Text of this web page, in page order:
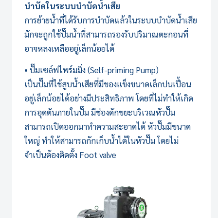
บำบัดในระบบบำบัดน้ำเสีย
การย้ายน้ำที่ได้รับการบำบัดแล้วในระบบบำบัดน้ำเสีย
มักจะถูกใช้ปั๊มน้ำที่สามารถรองรับปริมาณตะกอนที่
อาจหลงเหลืออยู่เล็กน้อยได้
• ปั๊มเซล์ฟไพร์มมิ่ง (Self-priming Pump)
เป็นปั๊มที่ใช้สูบน้ำเสียที่มีของแข็งขนาดเล็กปนเปื้อน
อยู่เล็กน้อยได้อย่างมีประสิทธิภาพ โดยที่ไม่ทำให้เกิด
การอุดตันภายในปั๊ม มีช่องดักขยะบริเวณหัวปั๊ม
สามารถเปิดออกมาทำความสะอาดได้ หัวปั๊มมีขนาด
ใหญ่ ทำให้สามารถกักเก็บน้ำได้ในหัวปั๊ม โดยไม่
จำเป็นต้องติดตั้ง Foot valve